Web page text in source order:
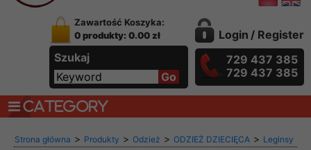
Zawartość Koszyka:
0 produkty: 0.00 zł
Szukaj
Login / Register
729 437 385
729 437 385
CATEGORY
Strona główna > Produkty > Odzież > ODZIEŻ DZIECIĘCA > Leginsy